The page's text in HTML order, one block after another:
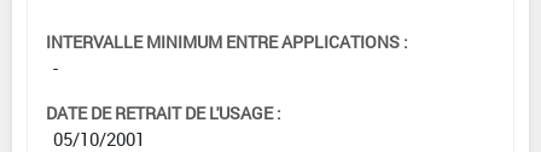
INTERVALLE MINIMUM ENTRE APPLICATIONS :
-
DATE DE RETRAIT DE L'USAGE :
05/10/2001